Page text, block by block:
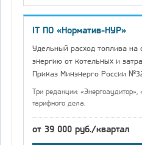
IT ПО «Норматив-НУР»
Удельный расход топлива
энергию от котельных и
Приказ Минэнерго России
Три редакции:
тарифного дела.
от 39 000 руб./квартал